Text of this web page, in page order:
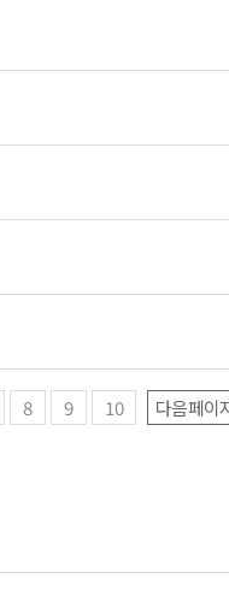
8 9 10 다음페이